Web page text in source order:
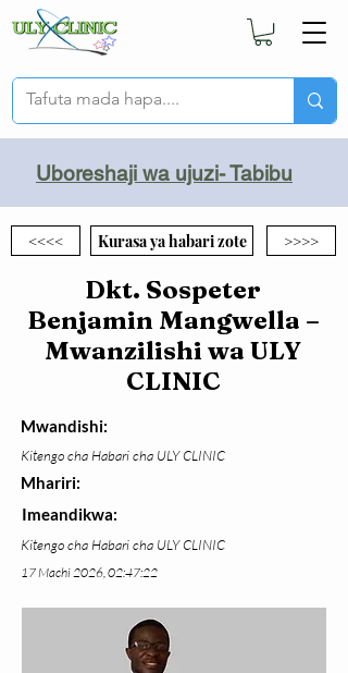
Uboreshaji wa ujuzi- Tabibu
<<<< Kurasa ya habari zote >>>>
Dkt. Sospeter
Benjamin Mangwella –
Mwanzilishi wa ULY
CLINIC
Mwandishi:
Kitengo cha Habari cha ULY CLINIC
Mhariri:
Imeandikwa:
Kitengo cha Habari cha ULY CLINIC
17 Machi 2026, 02:47:22